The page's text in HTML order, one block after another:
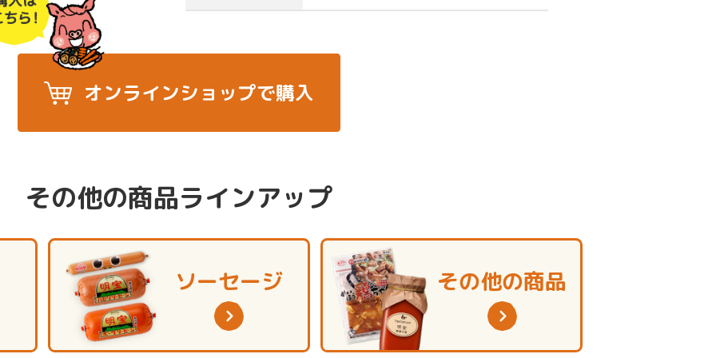
オンラインショップで購入
その他の商品ラインアップ
ソーセージ その他の商品